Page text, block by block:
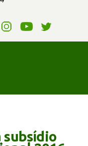
subsídio